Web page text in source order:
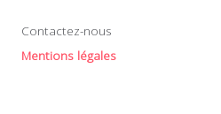
Contactez-nous
Mentions légales